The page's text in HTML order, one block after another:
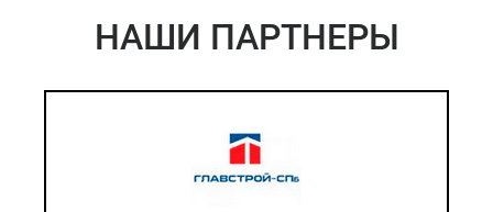
НАШИ ПАРТНЕРЫ